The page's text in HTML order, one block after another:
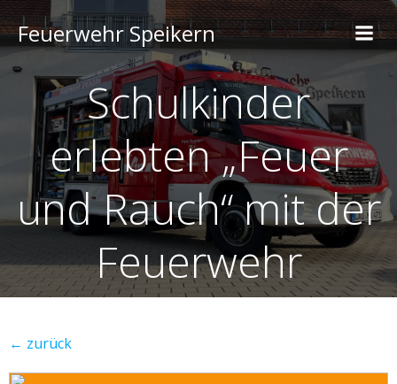
Feuerwehr Speikern
Schulkinder
erlebten „Feuer
und Rauch“ mit der
Feuerwehr
← zurück